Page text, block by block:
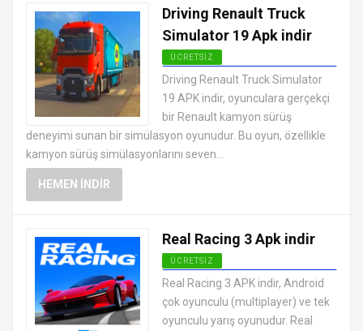
Driving Renault Truck
Simulator 19 Apk indir
ÜCRETSIZ
EN İYI ANDROID APK OYUNLARI
ÜCRETSIZ
Driving Renault Truck Simulator
19 APK indir, oyunculara gerçekçi
bir Renault kamyon sürüş
deneyimi sunan bir simülasyon oyunudur. Bu oyun, özellikle
kamyon sürüş simülasyonlarını seven...
HEMEN İNDIR
Real Racing 3 Apk indir
ÜCRETSIZ
EN İYI ANDROID APK OYUNLARI
ÜCRETSIZ
Real Racing 3 APK indir, Android
çok oyunculu (multiplayer) ve tek
oyunculu yarış oyunudur. Real